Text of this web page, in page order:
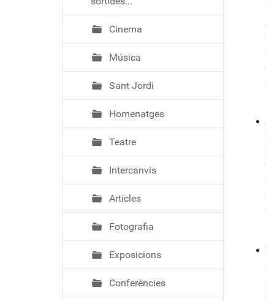
Cinema
Música
Sant Jordi
Homenatges
Teatre
Intercanvis
Articles
Fotografia
Exposicions
Conferències